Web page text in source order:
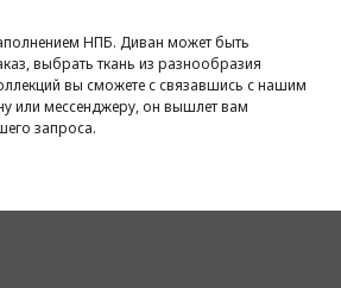
НПБ. Диван может быть
выбрать ткань из разнообразия
вы сможете с связавшись с нашим
или мессенджеру, он вышлет вам
запроса.